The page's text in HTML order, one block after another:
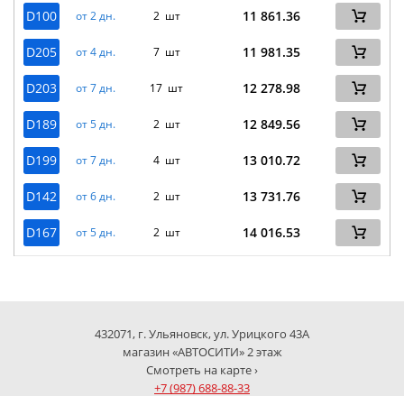
D100 от 2 дн. 2 шт 11 861.36
D205 от 4 дн. 7 шт 11 981.35
D203 от 7 дн. 17 шт 12 278.98
D189 от 5 дн. 2 шт 12 849.56
D199 от 7 дн. 4 шт 13 010.72
D142 от 6 дн. 2 шт 13 731.76
D167 от 5 дн. 2 шт 14 016.53
432071, г. Ульяновск, ул. Урицкого 43А
магазин «АВТОСИТИ» 2 этаж
Смотреть на карте ›
+7 (987) 688-88-33